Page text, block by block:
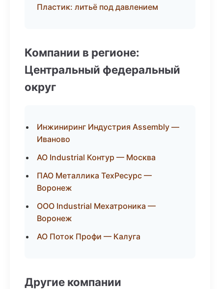
Пластик: литьё под давлением
Компании в регионе:
Центральный федеральный
округ
Инжиниринг Индустрия Assembly —
Иваново
АО Industrial Контур — Москва
ПАО Металлика ТехРесурс —
Воронеж
ООО Industrial Мехатроника —
Воронеж
АО Поток Профи — Калуга
Другие компании